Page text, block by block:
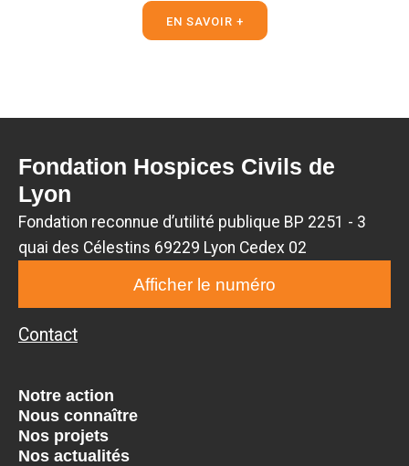
EN SAVOIR +
Fondation Hospices Civils de
Lyon
Fondation reconnue d’utilité publique BP 2251 - 3
quai des Célestins 69229 Lyon Cedex 02
Afficher le numéro
Contact
Notre action
Nous connaître
Nos projets
Nos actualités